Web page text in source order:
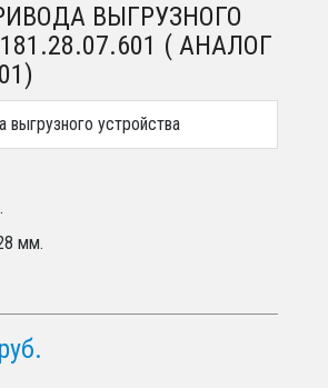
ВЫГРУЗНОГО
( АНАЛОГ
мм.
руб.